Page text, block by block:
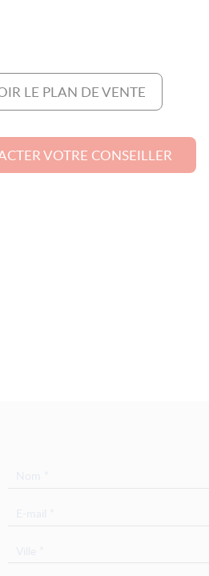
LE PLAN DE VENTE
VOTRE CONSEILLER